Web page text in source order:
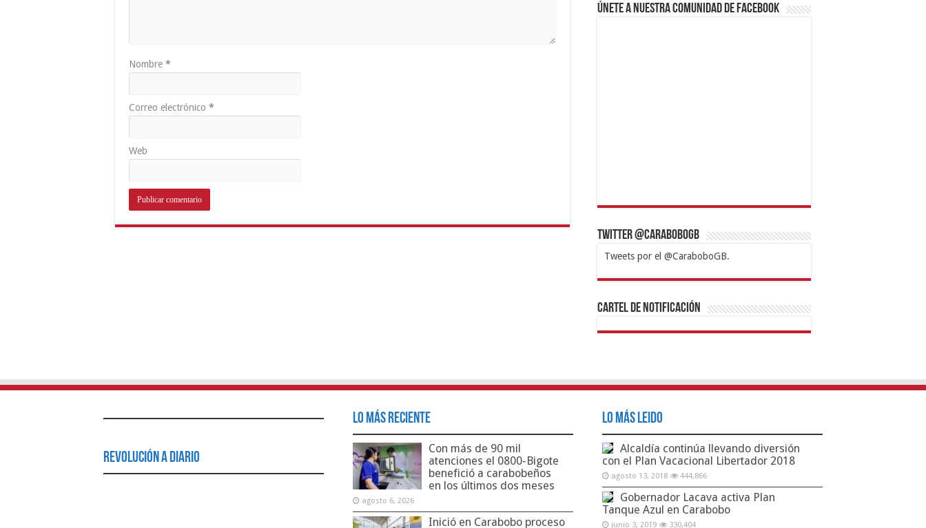
Nombre *
Correo electrónico *
Web
Únete a nuestra comunidad de Facebook
Twitter @CaraboboGB
Tweets por el @CaraboboGB.
1xbetBetturkeyBetistKralbetSupertotobetTipobet
https://mvbcasino.com/
Cartel de Notificación
Revolución a Diario
Lo Más Reciente
Con más de 90 mil
atenciones el 0800-Bigote
benefició a carabobeños
en los últimos dos meses
agosto 6, 2026
Inició en Carabobo proceso
Lo Más Leido
Alcaldía continúa llevando diversión
con el Plan Vacacional Libertador 2018
agosto 13, 2018 444,866
Gobernador Lacava activa Plan
Tanque Azul en Carabobo
junio 3, 2019 330,404